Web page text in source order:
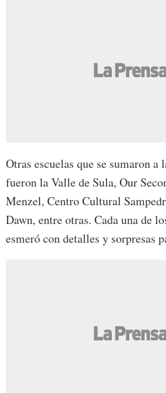
Otras escuelas que se sumaron a
fueron la Valle de Sula, Our
Menzel, Centro Cultural
Dawn, entre otras. Cada una de
esmeró con detalles y sorpresas